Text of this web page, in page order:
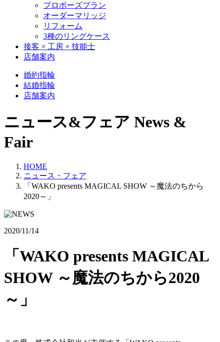
プロポーズプラン
オーダーマリッジ
リフォーム
3種のリングケース
接客 × 工房 × 技能士
店舗案内
婚約指輪
結婚指輪
店舗案内
ニュース&フェア News &
Fair
HOME
ニュース・フェア
「WAKO presents MAGICAL SHOW ～魔法のちから
2020～」
2020/11/14
「WAKO presents MAGICAL
SHOW ～魔法のちから2020
～」